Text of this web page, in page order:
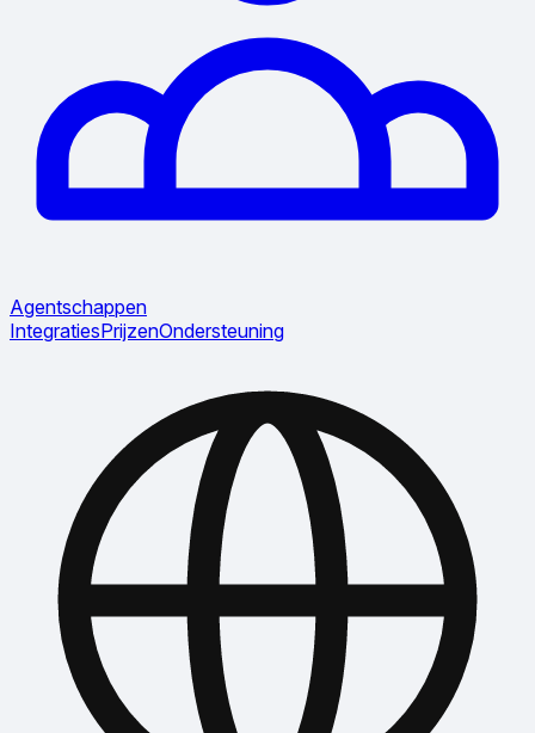
Agentschappen
IntegratiesPrijzenOndersteuning